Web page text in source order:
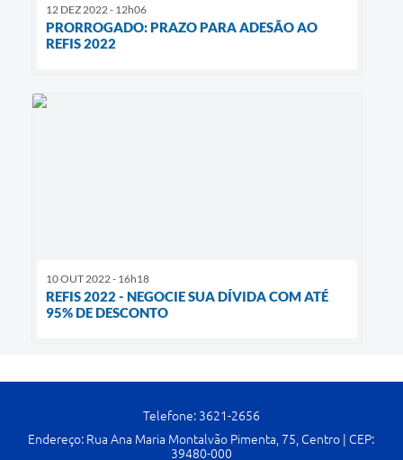
12 DEZ 2022 - 12h06
PRORROGADO: PRAZO PARA ADESÃO AO
REFIS 2022
10 OUT 2022 - 16h18
REFIS 2022 - NEGOCIE SUA DÍVIDA COM ATÉ
95% DE DESCONTO
Telefone: 3621-2656
Endereço: Rua Ana Maria Montalvão Pimenta, 75, Centro | CEP:
39480-000